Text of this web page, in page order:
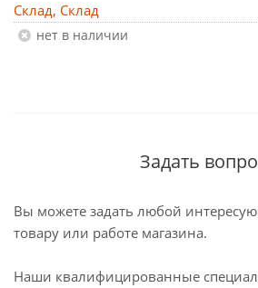
Склад, Склад
Нет в наличии
Задать
Вы можете задать любой
товару или работе магазина.
Наши квалифицированные